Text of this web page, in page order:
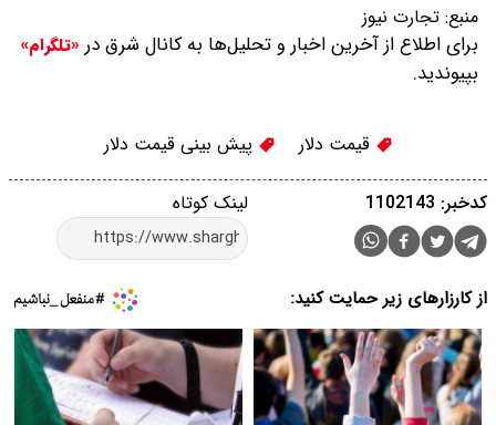
منبع: تجارت نیوز
برای اطلاع از آخرین اخبار و تحلیل‌ها به کانال شرق در «تلگرام»
بپیوندید.
قیمت دلار پیش بینی قیمت دلار
لینک کوتاه کدخبر: 1102143
از کارزارهای زیر حمایت کنید: